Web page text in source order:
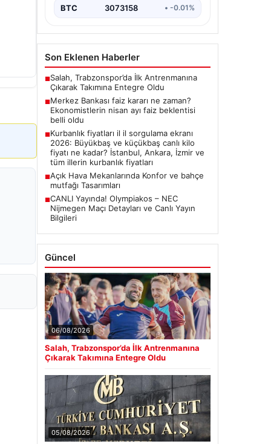
BTC 3073158 • -0.01%
Son Eklenen Haberler
■Salah, Trabzonspor’da İlk Antrenmanına
Çıkarak Takımına Entegre Oldu
■Merkez Bankası faiz kararı ne zaman?
Ekonomistlerin nisan ayı faiz beklentisi
belli oldu
■Kurbanlık fiyatları il il sorgulama ekranı
2026: Büyükbaş ve küçükbaş canlı kilo
fiyatı ne kadar? İstanbul, Ankara, İzmir ve
tüm illerin kurbanlık fiyatları
■Açık Hava Mekanlarında Konfor ve bahçe
mutfağı Tasarımları
■CANLI Yayında! Olympiakos – NEC
Nijmegen Maçı Detayları ve Canlı Yayın
Bilgileri
Güncel
06/08/2026
Salah, Trabzonspor’da İlk Antrenmanına
Çıkarak Takımına Entegre Oldu
05/08/2026